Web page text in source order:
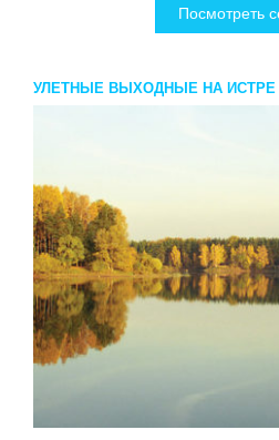
Посмотреть
УЛЕТНЫЕ ВЫХОДНЫЕ НА ИСТРЕ